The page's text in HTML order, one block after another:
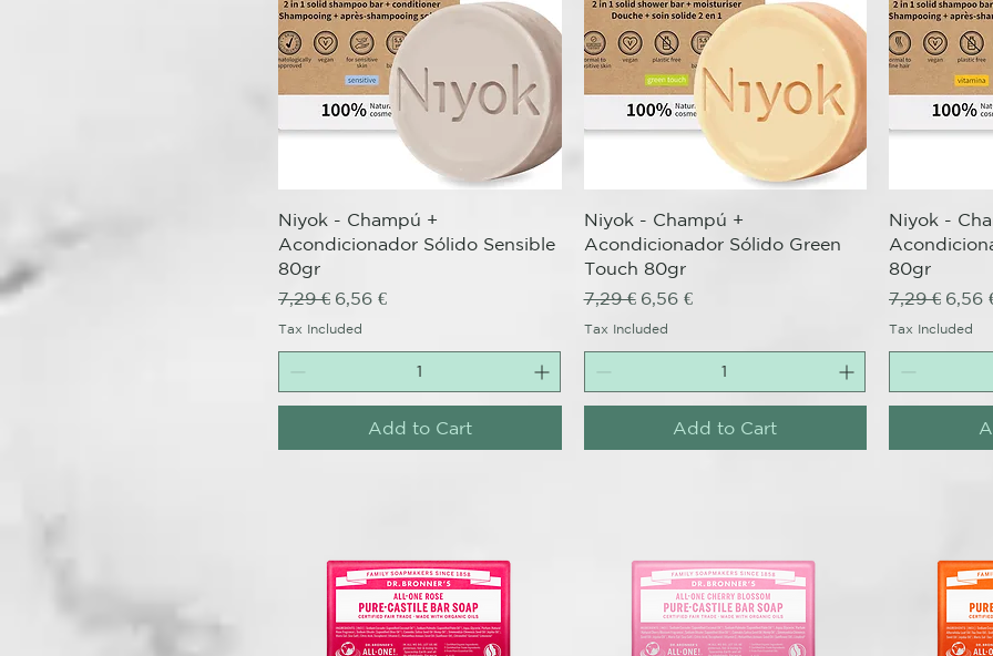
Quick View
Niyok - Champú +
Acondicionador Sólido Sensible
80gr
Regular Price
7,29 € Sale Price
6,56 €
Tax Included
Add to Cart
Quick View
Niyok - Champú +
Acondicionador Sólido Green
Touch 80gr
Regular Price
7,29 € Sale Price
6,56 €
Tax Included
Add to Cart
Niyok -
80gr
Regular
7,29 € Sale
6,56
Tax Included